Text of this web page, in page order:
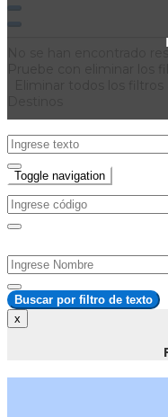
Toggle navigation
No se han encontrado
Pruebe con eliminar los
Eliminar todos los filtros
Buscar por filtro de texto